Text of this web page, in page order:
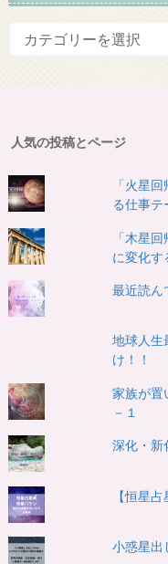
人気の投稿とページ
「火星
る仕事テ
「木星
に変化す
最近読ん
地球人
け！！
家族が置
－１
深化・新
【恒星
小惑星出